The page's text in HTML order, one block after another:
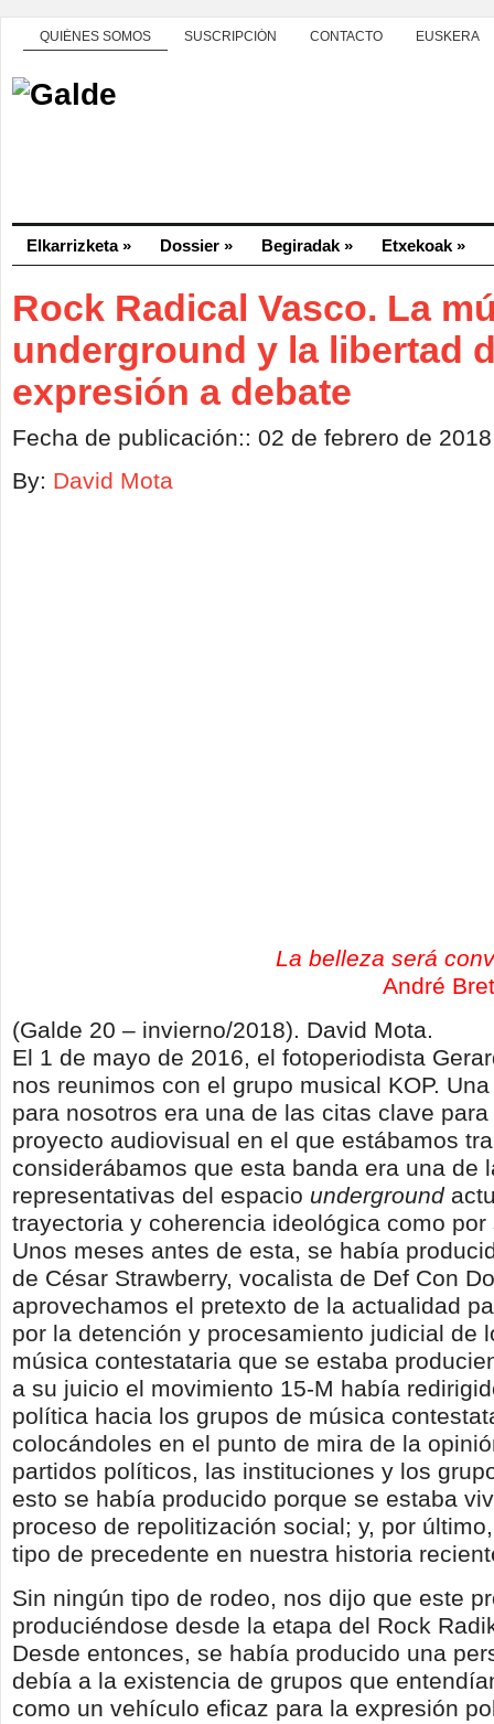
QUIÉNES SOMOS SUSCRIPCIÓN CONTACTO EUSKERA
Elkarrizketa» Dossier » Begiradak » Etxekoak »
Rock Radical Vasco. La
underground y la libertad
expresión a debate
Fecha de publicación:: 02 de febrero de 2018
By: David Mota
La belleza será
André
(Galde 20 – invierno/2018). David Mota.
El 1 de mayo de 2016, el fotoperiodista
nos reunimos con el grupo musical KOP.
para nosotros era una de las citas clave
proyecto audiovisual en el que estábamos
considerábamos que esta banda era una de
representativas del espacio underground
trayectoria y coherencia ideológica como por
Unos meses antes de esta, se había
de César Strawberry, vocalista de Def Con
aprovechamos el pretexto de la actualidad
por la detención y procesamiento judicial de
música contestataria que se estaba
a su juicio el movimiento 15-M había
política hacia los grupos de música
colocándoles en el punto de mira de la
partidos políticos, las instituciones y los
esto se había producido porque se estaba
proceso de repolitización social; y, por
tipo de precedente en nuestra historia
Sin ningún tipo de rodeo, nos dijo que este
produciéndose desde la etapa del Rock
Desde entonces, se había producido una
debía a la existencia de grupos que
como un vehículo eficaz para la expresión